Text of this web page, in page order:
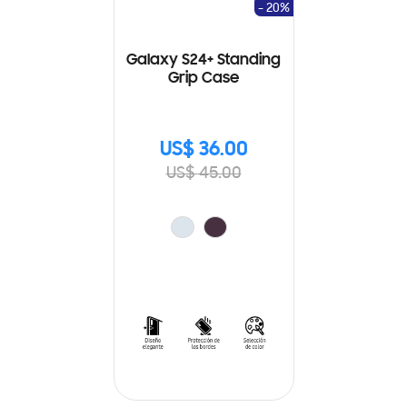
Galaxy S24+ Standing
Grip Case
US$ 36.00
US$ 45.00
- 20%